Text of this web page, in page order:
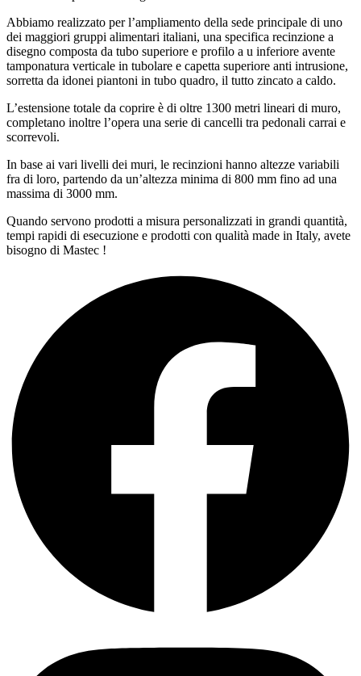
Abbiamo realizzato per l’ampliamento della sede principale di uno
dei maggiori gruppi alimentari italiani, una specifica recinzione a
disegno composta da tubo superiore e profilo a u inferiore avente
tamponatura verticale in tubolare e capetta superiore anti intrusione,
sorretta da idonei piantoni in tubo quadro, il tutto zincato a caldo.
L’estensione totale da coprire è di oltre 1300 metri lineari di muro,
completano inoltre l’opera una serie di cancelli tra pedonali carrai e
scorrevoli.
In base ai vari livelli dei muri, le recinzioni hanno altezze variabili
fra di loro, partendo da un’altezza minima di 800 mm fino ad una
massima di 3000 mm.
Quando servono prodotti a misura personalizzati in grandi quantità,
tempi rapidi di esecuzione e prodotti con qualità made in Italy, avete
bisogno di Mastec !